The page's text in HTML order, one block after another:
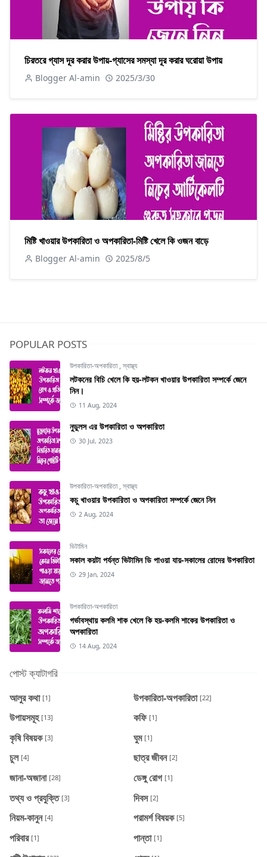
চিরতরে গ্যাস দূর করার উপায়-গ্যাসের সমস্যা দূর করার ঘরোয়া উপায়
Blogger Al-amin 2025/3/30
মিষ্টি খাওয়ার উপকারিতা ও অপকারিতা-মিষ্টি খেলে কি ওজন বাড়ে
Blogger Al-amin 2025/8/5
POPULAR POSTS
উপকারিতা-অপকারিতা,স্বাস্থ্য
লটকনের বিচি খেলে কি হয়-লটকন খাওয়ার উপকারিতা সম্পর্কে জেনে
নিন।
11 Aug, 2024
নুডুলস এর উপকারিতা ও অপকারিতা
30 Jul, 2023
উপকারিতা-অপকারিতা,স্বাস্থ্য
কচু খাওয়ার উপকারিতা ও অপকারিতা সম্পর্কে জেনে নিন
2 Aug, 2024
ভিটামিন
সকাল কয়টা পর্যন্ত ভিটামিন ডি পাওয়া যায়-সকালের রোদের উপকারিতা
29 Jan, 2024
উপকারিতা-অপকারিতা
গর্ভাবস্থায় কলমি শাক খেলে কি হয়-কলমি শাকের উপকারিতা ও
অপকারিতা
14 Aug, 2024
পোস্ট ক্যাটাগরি
আলুর কথা [1] উপকারিতা-অপকারিতা [22]
উপায়সমূহ [13] কফি [1]
কৃষি বিষয়ক [3] ঘুম [1]
চুল [4] ছাত্র জীবন [2]
জানা-অজানা [28] ডেঙ্গু রোগ [1]
তথ্য ও প্রযুক্তি [3] দিবস [2]
নিয়ম-কানুন [4] পরামর্শ বিষয়ক [5]
পরিবার [1] পান্তা [1]